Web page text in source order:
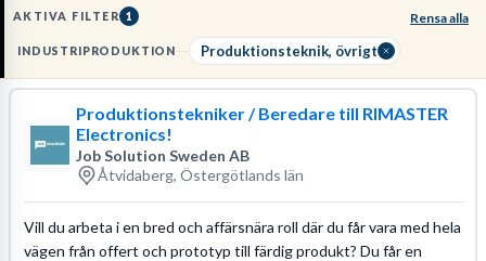
AKTIVA FILTER 1 Rensa alla
INDUSTRIPRODUKTION Produktionsteknik, övrigt
Produktionstekniker / Beredare till RIMASTER
Electronics!
Job Solution Sweden AB
Åtvidaberg, Östergötlands län
Vill du arbeta i en bred och affärsnära roll där du får vara med hela
vägen från offert och prototyp till färdig produkt? Du får en